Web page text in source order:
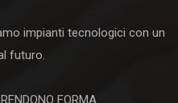
impianti tecnologici con un
futuro.
FORMA